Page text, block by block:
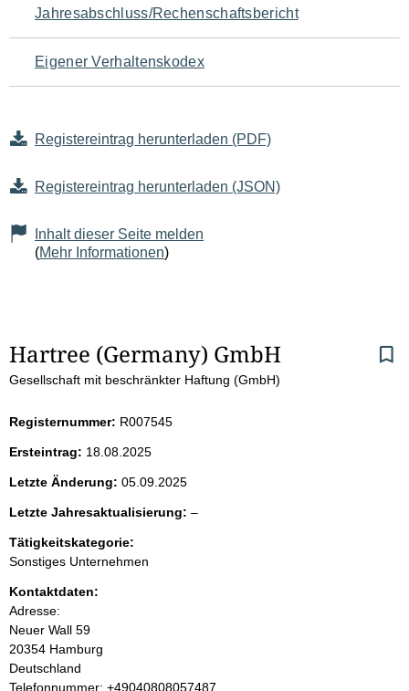
Jahresabschluss/Rechenschaftsbericht
Eigener Verhaltenskodex
Registereintrag herunterladen (PDF)
Registereintrag herunterladen (JSON)
Inhalt dieser Seite melden
(Mehr Informationen)
S
e
i
t
e
n
i
n
h
Hartree (Germany) GmbH
Gesellschaft mit beschränkter Haftung (GmbH)
Registernummer: R007545
Ersteintrag: 18.08.2025
Letzte Änderung: 05.09.2025
Letzte Jahresaktualisierung: –l
Tätigkeitskategorie:
Sonstiges Unternehmen
Kontaktdaten:
Adresse:
Neuer Wall 59
20354 Hamburg
Deutschland
K
Telefonnummer: +49040808057487